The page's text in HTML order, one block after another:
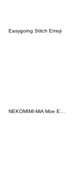
Easygoing Stitch Emoji